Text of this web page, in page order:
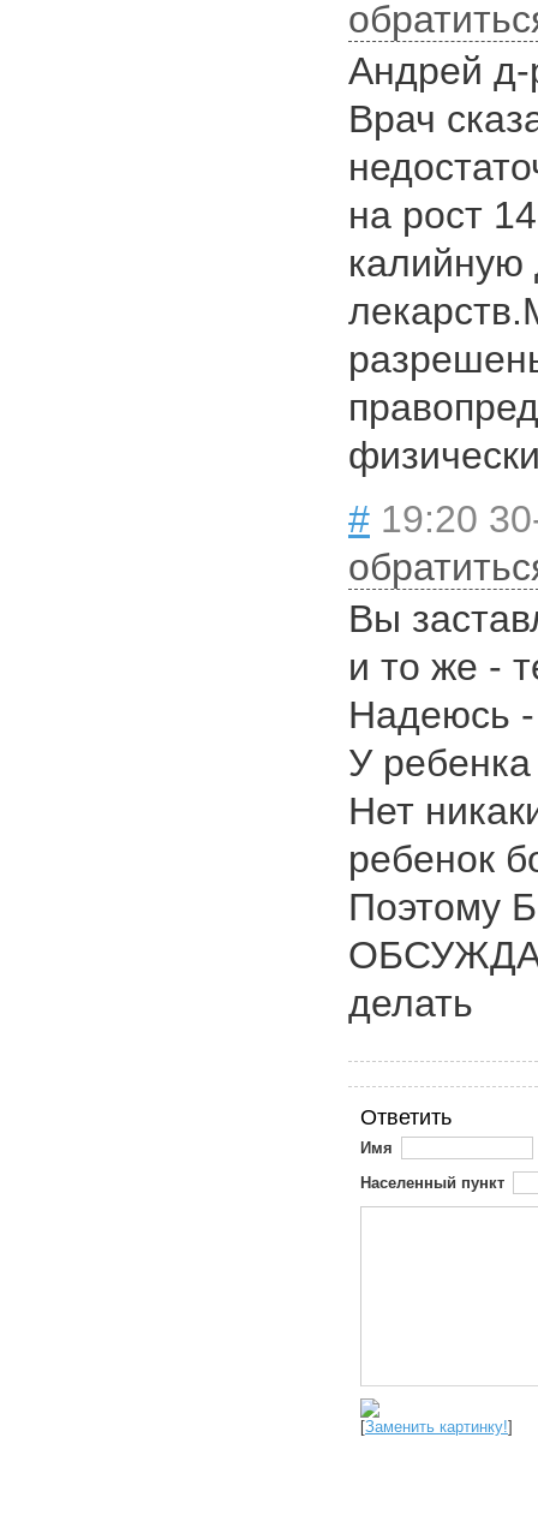
Андрей
Врач
на рост
калийную
# 19:20
Вы
и то же -
Надеюсь
У
Нет
ребенок
делать
Ответить
Имя
Населенный пункт
[Заменить картинку!]